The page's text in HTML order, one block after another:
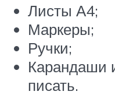
Листы А4;
Маркеры;
Ручки;
Карандаши
писать.